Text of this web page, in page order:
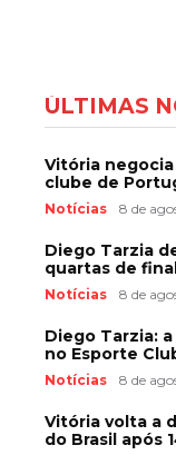
ÚLTIMAS
Vitória
clube de
Notícias 8 de
Diego Tarzia
quartas de
Notícias 8 de
Diego Tarzia:
no Esporte
Notícias 8 de
Vitória volta a
do Brasil após